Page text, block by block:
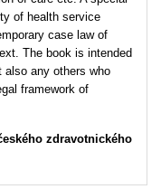
of health service
case law of
The book is intended
also any others who
framework of
zdravotnického